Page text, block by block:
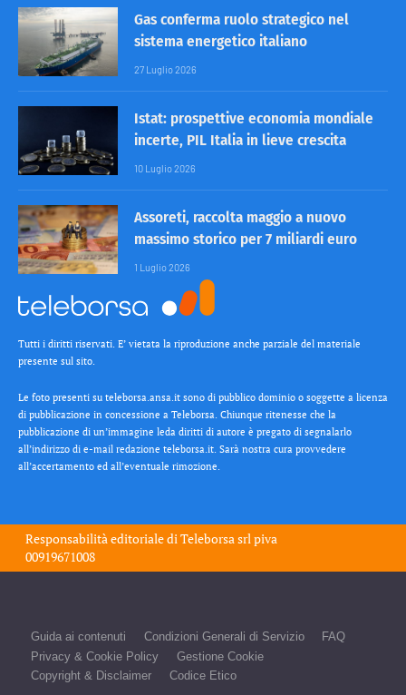
Gas conferma ruolo strategico nel
sistema energetico italiano
27 Luglio 2026
Istat: prospettive economia mondiale
incerte, PIL Italia in lieve crescita
10 Luglio 2026
Assoreti, raccolta maggio a nuovo
massimo storico per 7 miliardi euro
1 Luglio 2026
Tutti i diritti riservati. E’ vietata la riproduzione anche parziale del materiale
presente sul sito.
Le foto presenti su teleborsa.ansa.it sono di pubblico dominio o soggette a licenza
di pubblicazione in concessione a Teleborsa. Chiunque ritenesse che la
pubblicazione di un’immagine leda diritti di autore è pregato di segnalarlo
all’indirizzo di e-mail redazione teleborsa.it. Sarà nostra cura provvedere
all’accertamento ed all’eventuale rimozione.
Responsabilità editoriale diTeleborsa srlpiva
00919671008
Guida ai contenuti Condizioni Generali di Servizio
FAQ
Privacy & Cookie Policy
Gestione Cookie
Copyright & Disclaimer
Codice Etico